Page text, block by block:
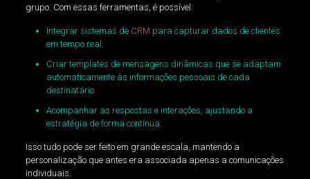
grupo. Com essas ferramentas, é possível:
Integrar sistemas de CRM para capturar dados de clientes
em tempo real.
Criar templates de mensagens dinâmicas que se adaptam
automaticamente às informações pessoais de cada
destinatário.
Acompanhar as respostas e interações, ajustando a
estratégia de forma contínua.
Isso tudo pode ser feito em grande escala, mantendo a
personalização que antes era associada apenas a comunicações
individuais.